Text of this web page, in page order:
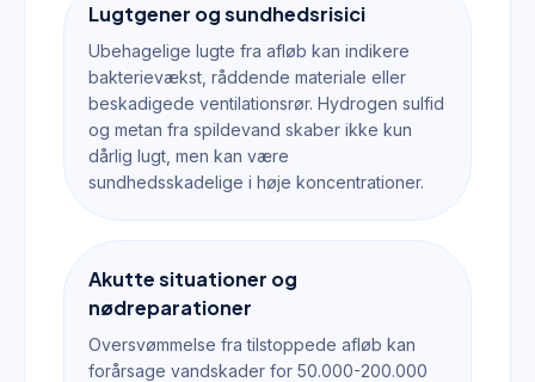
Lugtgener og sundhedsrisici
Ubehagelige lugte fra afløb kan indikere
bakterievækst, råddende materiale eller
beskadigede ventilationsrør. Hydrogen sulfid
og metan fra spildevand skaber ikke kun
dårlig lugt, men kan være
sundhedsskadelige i høje koncentrationer.
Akutte situationer og
nødreparationer
Oversvømmelse fra tilstoppede afløb kan
forårsage vandskader for 50.000-200.000